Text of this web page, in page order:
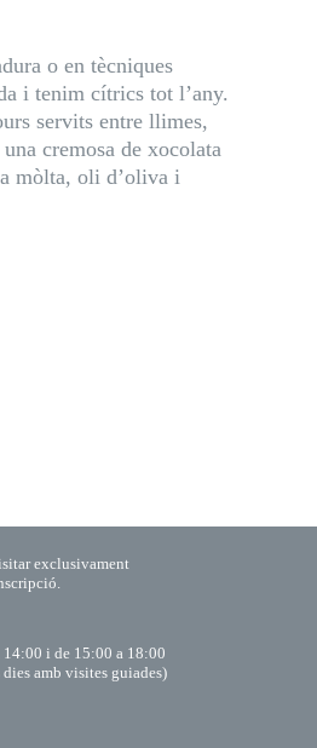
o en tècniques
i tenim cítrics tot l’any.
servits entre llimes,
cremosa de xocolata
mòlta, oli d’oliva i
exclusivament
i de 15:00 a 18:00
amb visites guiades)